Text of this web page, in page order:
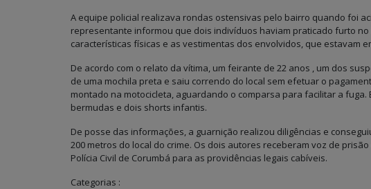
A equipe policial realizava rondas ostensivas pelo bairro quando foi
representante informou que dois indivíduos haviam praticado furto
características físicas e as vestimentas dos envolvidos, que estavam
De acordo com o relato da vítima, um feirante de 22 anos , um dos
de uma mochila preta e saiu correndo do local sem efetuar o
montado na motocicleta, aguardando o comparsa para facilitar a
bermudas e dois shorts infantis.
De posse das informações, a guarnição realizou diligências e
200 metros do local do crime. Os dois autores receberam voz de
Polícia Civil de Corumbá para as providências legais cabíveis.
Categorias :